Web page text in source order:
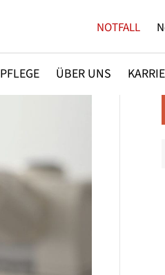
PFLEGE ÜBER UNS
NOTFALL